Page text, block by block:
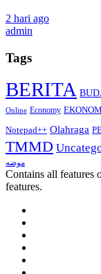
2 hari ago
admin
Tags
BERITA
Online Economy
Notepad++ Olahraga
TMMD
موضه
Contains all features
features.